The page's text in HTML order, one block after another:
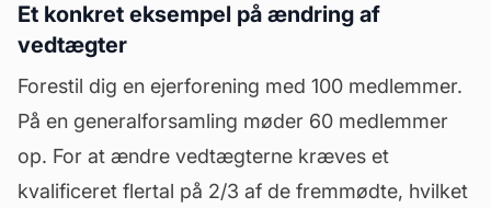
Et konkret eksempel på ændring af
vedtægter
Forestil dig en ejerforening med 100 medlemmer.
På en generalforsamling møder 60 medlemmer
op. For at ændre vedtægterne kræves et
kvalificeret flertal på 2/3 af de fremmødte, hvilket